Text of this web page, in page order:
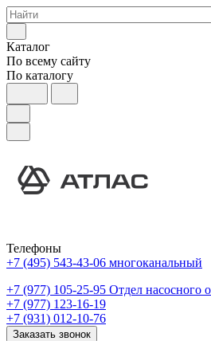
Каталог
По всему сайту
По каталогу
Телефоны
+7 (495) 543-43-06 многоканальный
+7 (977) 105-25-95 Отдел насосного
+7 (977) 123-16-19
+7 (931) 012-10-76
Заказать звонок